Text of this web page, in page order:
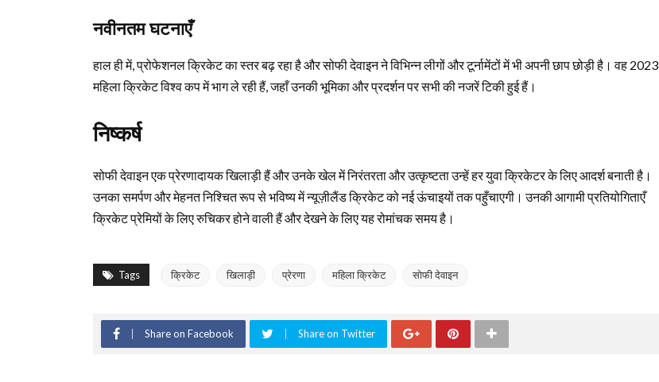
नवीनतम घटनाएँ
हाल ही में, प्रोफेशनल क्रिकेट का स्तर बढ़ रहा है और सोफी देवाइन ने विभिन्न लीगों और टूर्नामेंटों में भी अपनी छाप छोड़ी है। वह 2023
महिला क्रिकेट विश्व कप में भाग ले रही हैं, जहाँ उनकी भूमिका और प्रदर्शन पर सभी की नजरें टिकी हुई हैं।
निष्कर्ष
सोफी देवाइन एक प्रेरणादायक खिलाड़ी हैं और उनके खेल में निरंतरता और उत्कृष्टता उन्हें हर युवा क्रिकेटर के लिए आदर्श बनाती है।
उनका समर्पण और मेहनत निश्चित रूप से भविष्य में न्यूज़ीलैंड क्रिकेट को नई ऊंचाइयों तक पहुँचाएगी। उनकी आगामी प्रतियोगिताएँ
क्रिकेट प्रेमियों के लिए रुचिकर होने वाली हैं और देखने के लिए यह रोमांचक समय है।
Tags क्रिकेट खिलाड़ी प्रेरणा महिला क्रिकेट सोफी देवाइन
Share on Facebook Share on Twitter